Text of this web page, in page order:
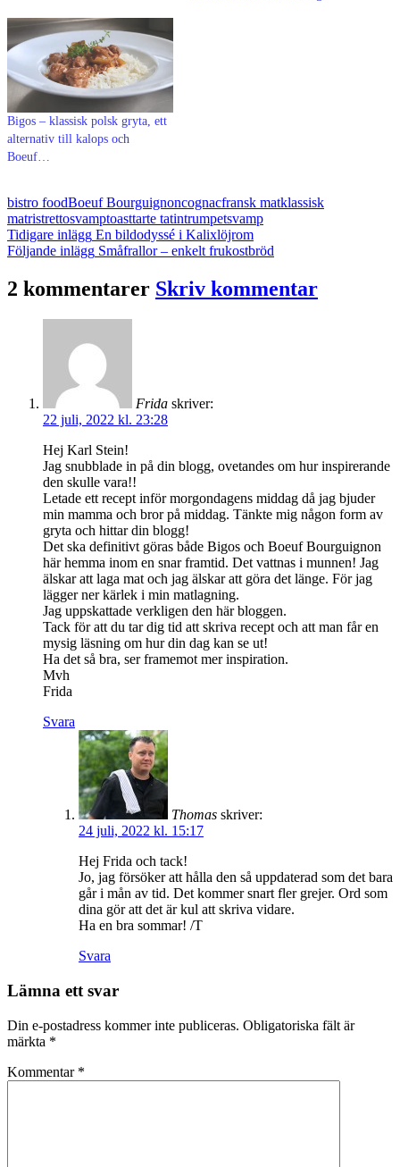
Bigos – klassisk polsk gryta, ett
alternativ till kalops och
Boeuf…
bistro foodBoeuf Bourguignoncognacfransk matklassisk
matristrettosvamptoasttarte tatintrumpetsvamp
Inläggsnavigering
Tidigare inlägg En bildodyssé i Kalixlöjrom
Följande inlägg Småfrallor – enkelt frukostbröd
2 kommentarer Skriv kommentar
Frida skriver:
22 juli, 2022 kl. 23:28
Hej Karl Stein!
Jag snubblade in på din blogg, ovetandes om hur inspirerande
den skulle vara!!
Letade ett recept inför morgondagens middag då jag bjuder
min mamma och bror på middag. Tänkte mig någon form av
gryta och hittar din blogg!
Det ska definitivt göras både Bigos och Boeuf Bourguignon
här hemma inom en snar framtid. Det vattnas i munnen! Jag
älskar att laga mat och jag älskar att göra det länge. För jag
lägger ner kärlek i min matlagning.
Jag uppskattade verkligen den här bloggen.
Tack för att du tar dig tid att skriva recept och att man får en
mysig läsning om hur din dag kan se ut!
Ha det så bra, ser framemot mer inspiration.
Mvh
Frida
Svara
Thomas skriver:
24 juli, 2022 kl. 15:17
Hej Frida och tack!
Jo, jag försöker att hålla den så uppdaterad som det bara
går i mån av tid. Det kommer snart fler grejer. Ord som
dina gör att det är kul att skriva vidare.
Ha en bra sommar! /T
Svara
Lämna ett svar
Din e-postadress kommer inte publiceras. Obligatoriska fält är
märkta *
Kommentar *